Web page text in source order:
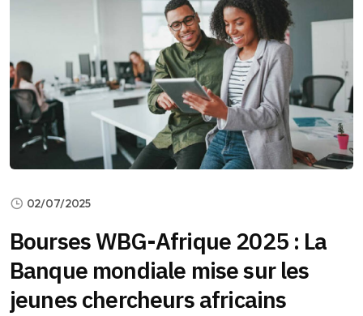
02/07/2025
Bourses WBG-Afrique 2025 : La
Banque mondiale mise sur les
jeunes chercheurs africains